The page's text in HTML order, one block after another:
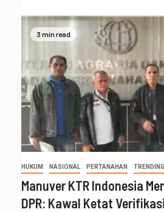
3 min read
HUKUM NASIONAL PERTANAHAN TRENDING
Manuver KTR Indonesia
DPR: Kawal Ketat